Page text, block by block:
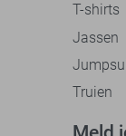
T-shirts
Jassen
Truien